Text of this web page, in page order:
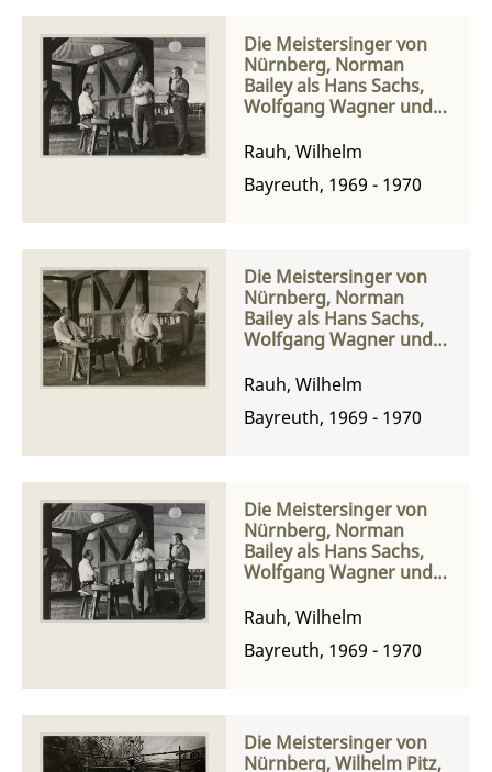
Die Meistersinger von
Nürnberg, Norman
Bailey als Hans Sachs,
Wolfgang Wagner und
Sixtus Beckmesser bei
einer Probe
Rauh, Wilhelm
Bayreuth, 1969 - 1970
Die Meistersinger von
Nürnberg, Norman
Bailey als Hans Sachs,
Wolfgang Wagner und
Sixtus Beckmesser bei
einer Probe
Rauh, Wilhelm
Bayreuth, 1969 - 1970
Die Meistersinger von
Nürnberg, Norman
Bailey als Hans Sachs,
Wolfgang Wagner und
Sixtus Beckmesser bei
einer Probe
Rauh, Wilhelm
Bayreuth, 1969 - 1970
Die Meistersinger von
Nürnberg, Wilhelm Pitz,